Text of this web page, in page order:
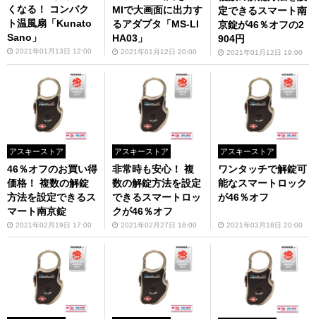
くなる！ コンパク
ト温風扇「Kunato
Sano」
2021年01月13日 12:00
MIで大画面に出力す
るアダプタ「MS-LI
HA03」
2021年01月12日 20:00
定できるスマート南
京錠が46％オフの2
904円
2021年01月12日 19:00
アスキーストア
46％オフのお買い得
価格！ 複数の解錠
方法を設定できるス
マート南京錠
2021年02月19日 17:00
アスキーストア
非常時も安心！ 複
数の解錠方法を設定
できるスマートロッ
クが46％オフ
2021年02月27日 18:00
アスキーストア
ワンタッチで解錠可
能なスマートロック
が46％オフ
2021年03月18日 20:00